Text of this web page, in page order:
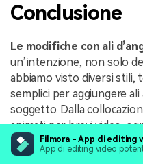
Filmora - App di editing
App di editing video
Conclusione
Le modifiche con ali
un’intenzione, non solo
abbiamo visto diversi stili,
semplici per aggiungere
soggetto. Dalla
animati per brevi video,
diverso obiettivo creativo.